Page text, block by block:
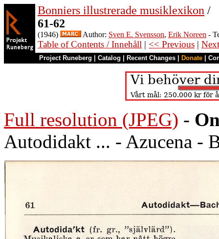
Bonniers illustrerade musiklexikon /
61-62
(1946) Author: Sven E. Svensson, Erik Noreen -
Table of Contents / Innehåll | << Previous |
Project Runeberg Catalog Recent Changes Donate
Full resolution (JPEG) -
Autodidakt ... - Azucena -